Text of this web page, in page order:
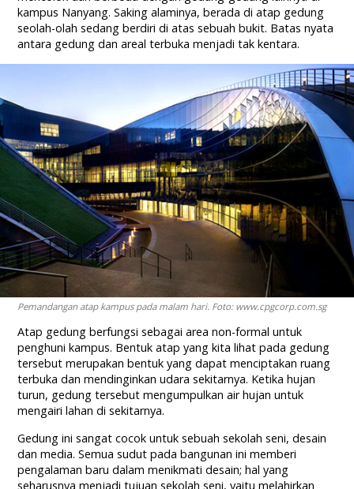
kampus Nanyang. Saking alaminya, berada di atap gedung
seolah-olah sedang berdiri di atas sebuah bukit. Batas nyata
antara gedung dan areal terbuka menjadi tak kentara.
Pemandangan atap kampus pada malam hari. Foto: www.cpgcorp.com.sg
Atap gedung berfungsi sebagai area non-formal untuk
penghuni kampus. Bentuk atap yang kita lihat pada gedung
tersebut merupakan bentuk yang dapat menciptakan ruang
terbuka dan mendinginkan udara sekitarnya. Ketika hujan
turun, gedung tersebut mengumpulkan air hujan untuk
mengairi lahan di sekitarnya.
Gedung ini sangat cocok untuk sebuah sekolah seni, desain
dan media. Semua sudut pada bangunan ini memberi
pengalaman baru dalam menikmati desain; hal yang
seharusnya menjadi tujuan sekolah seni, yaitu melahirkan